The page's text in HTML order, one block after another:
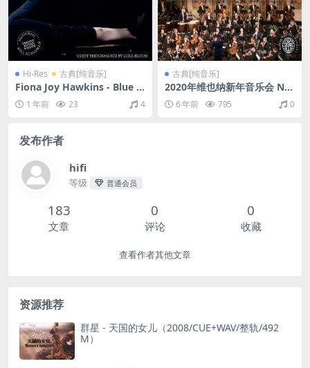
Hi-Res 古典[纯音乐]
Fiona Joy Hawkins - Blue D
ream（2008/FLAC/分轨/586
M）(24bit/44.1kHz)
1 年前 23 4
古典[纯音乐]
2020年维也纳新年音乐会 Ne
ujahrskonzert der Wiener
Philharmoniker 2020（Fla
6 年前 795 0
发布作者
hifi
等级 普通会员
183
文章
0
评论
0
收藏
查看作者其他文章
资源推荐
群星 - 天国的女儿（2008/CUE+WAV/整轨/492
M）